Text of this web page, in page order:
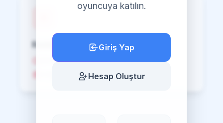
Reddedildi
25'ten az oy
3 Gün İçerisinde Silinir
oyuncuya katılın.
Giriş Yap
Hesap Oluştur